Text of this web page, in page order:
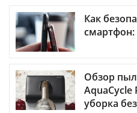
Как
смартфон:
Обзор
AquaCycle
уборка